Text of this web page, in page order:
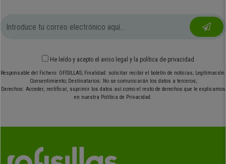
He leído y acepto el aviso legal y la política de privacidad
Responsable del Fichero: OFISILLAS; Finalidad: solicitar recibir el boletín de noticias; Legitimación:
Consentimiento; Destinatarios: No se comunicarán los datos a terceros;
Derechos: Acceder, rectificar, suprimir los datos así como el resto de derechos que le explicamos
en nuestra Política de Privacidad.